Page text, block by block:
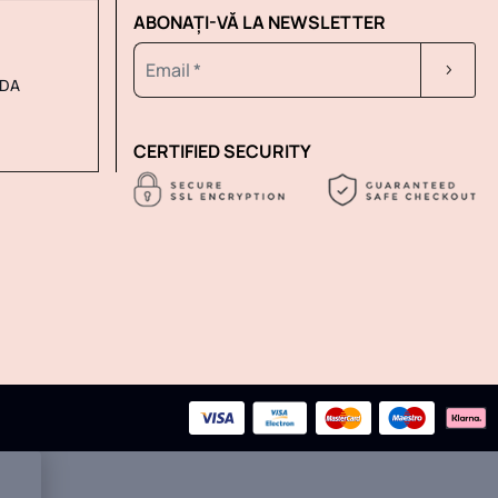
ABONAȚI-VĂ LA NEWSLETTER
CERTIFIED SECURITY